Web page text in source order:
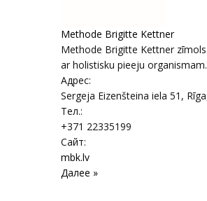
Methode Brigitte Kettner
Methode Brigitte Kettner
ar holistisku pieeju
Адрес:
Sergeja Eizenšteina iela 51 , Rīga
Тел.:
+371 22335199
Сайт:
mbk.lv
Далее »